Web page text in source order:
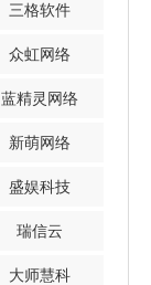
三格软件
众虹网络
蓝精灵网络
新萌网络
盛娱科技
瑞信云
大师慧科